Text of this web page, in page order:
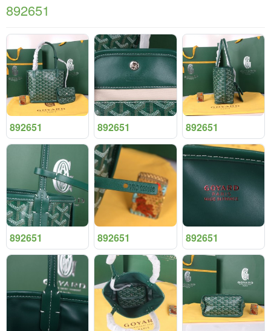
892651
892651 892651 892651
892651 892651 892651